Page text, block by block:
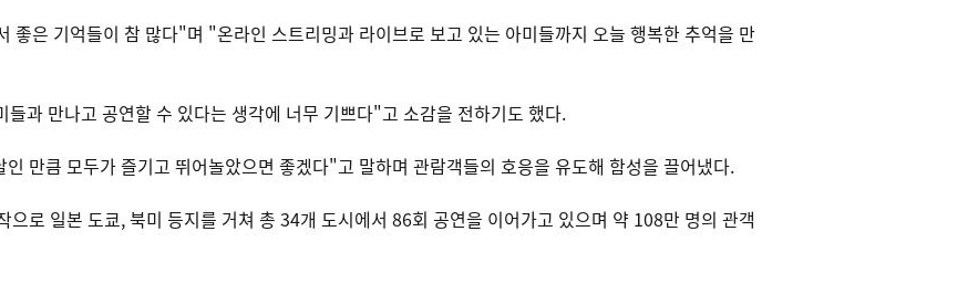
은 기억들이 참 많다"며 "온라인 스트리밍과 라이브로 보고 있는 아미들까지 오늘 행복한 추억을 만
과 만나고 공연할 수 있다는 생각에 너무 기쁘다"고 소감을 전하기도 했다.
만큼 모두가 즐기고 뛰어놀았으면 좋겠다"고 말하며 관람객들의 호응을 유도해 함성을 끌어냈다.
로 일본 도쿄, 북미 등지를 거쳐 총 34개 도시에서 86회 공연을 이어가고 있으며 약 108만 명의 관객